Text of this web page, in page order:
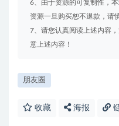
6、由于资源的可复制性，
资源一旦购买恕不退款，请
7、请您认真阅读上述内容
意上述内容！
朋友圈
收藏 海报